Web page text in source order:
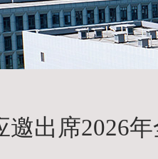
邀出席2026